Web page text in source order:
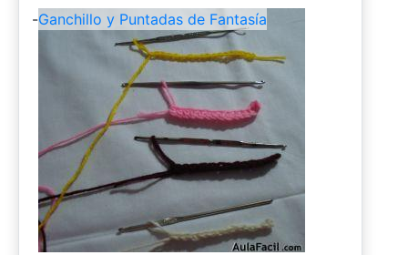
-Ganchillo y Puntadas de Fantasía